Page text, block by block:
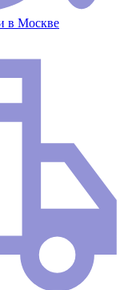
в Москве